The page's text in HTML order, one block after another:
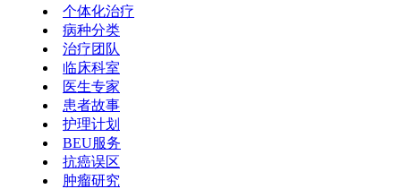
个体化治疗
病种分类
治疗团队
临床科室
医生专家
患者故事
护理计划
BEU服务
抗癌误区
肿瘤研究